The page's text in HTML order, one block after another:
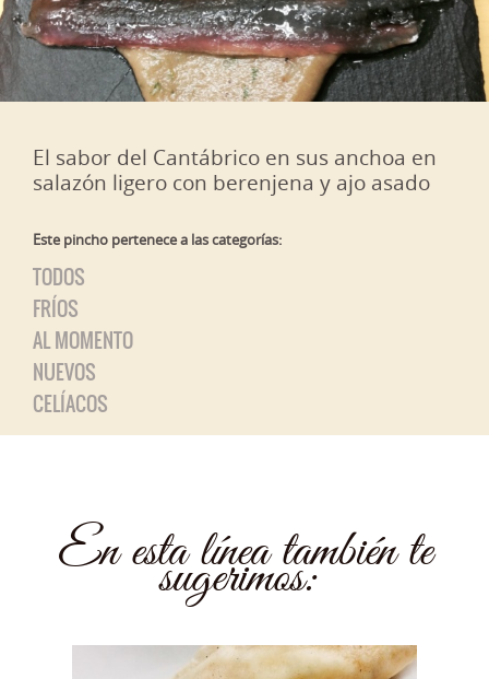
El sabor del Cantábrico en sus anchoa en
salazón ligero con berenjena y ajo asado
Este pincho pertenece a las categorías:
TODOS
FRÍOS
AL MOMENTO
NUEVOS
CELÍACOS
En esta línea también te
sugerimos: